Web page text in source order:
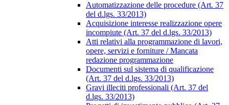
Automatizzazione delle procedure (Art. 37
del d.lgs. 33/2013)
Acquisizione interesse realizzazione opere
incompiute (Art. 37 del d.lgs. 33/2013)
Atti relativi alla programmazione di lavori,
opere, servizi e forniture / Mancata
redazione programmazione
Documenti sul sistema di qualificazione
(Art. 37 del d.lgs. 33/2013)
Gravi illeciti professionali (Art. 37 del
d.lgs. 33/2013)